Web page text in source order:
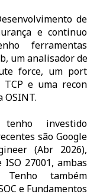
de
e continuo
ferramentas
um analisador de
force, um port
e uma recon
OSINT.
investido
são Google
(Abr 2026),
27001, ambas
também
e Fundamentos